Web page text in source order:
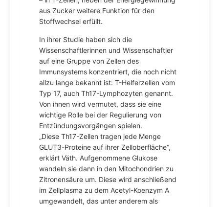
aus Zucker weitere Funktion für den
Stoffwechsel erfüllt.
In ihrer Studie haben sich die
Wissenschaftlerinnen und Wissenschaftler
auf eine Gruppe von Zellen des
Immunsystems konzentriert, die noch nicht
allzu lange bekannt ist: T-Helferzellen vom
Typ 17, auch Th17-Lymphozyten genannt.
Von ihnen wird vermutet, dass sie eine
wichtige Rolle bei der Regulierung von
Entzündungsvorgängen spielen.
„Diese Th17-Zellen tragen jede Menge
GLUT3-Proteine auf ihrer Zelloberfläche“,
erklärt Väth. Aufgenommene Glukose
wandeln sie dann in den Mitochondrien zu
Zitronensäure um. Diese wird anschließend
im Zellplasma zu dem Acetyl-Koenzym A
umgewandelt, das unter anderem als